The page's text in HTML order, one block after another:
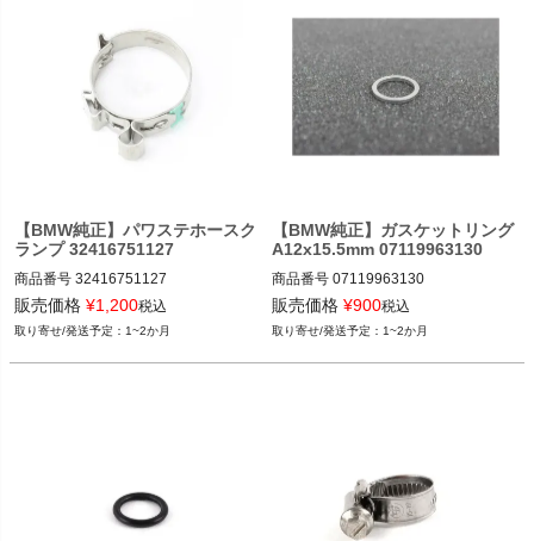
【BMW純正】パワステホースク
ランプ 32416751127
商品番号 32416751127
32416751127
販売価格 ¥1,200税込
1~2か月
【BMW純正】ガスケットリング
A12x15.5mm 07119963130
商品番号 07119963130
7119963130
販売価格 ¥900税込
1~2か月